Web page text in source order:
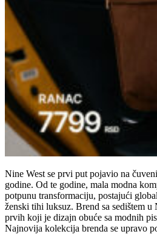
Nine West se prvi put pojavio na
godine. Od te godine, mala modna
potpunu transformaciju, postajući
ženski tihi luksuz. Brend sa sedištem
prvih koji je dizajn obuće sa modnih
Najnovija kolekcija brenda se upravo